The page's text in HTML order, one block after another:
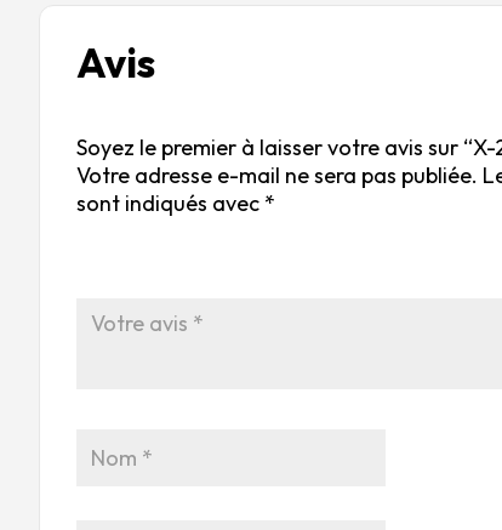
Avis
Soyez le premier à laisser votre avis sur
Votre adresse e-mail ne sera pas publiée.
sont indiqués avec *